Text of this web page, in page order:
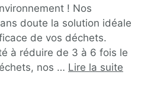
! Nos
doute la solution idéale
de vos déchets.
à réduire de 3 à 6 fois le
nos … Lire la suite